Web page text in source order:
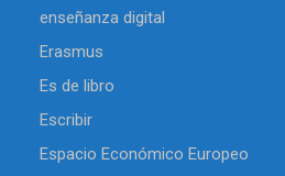
enseñanza digital
Erasmus
Es de libro
Escribir
Espacio Económico Europeo